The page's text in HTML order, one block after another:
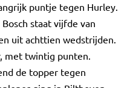
puntje tegen Hurley.
staat vijfde van
uit achttien wedstrijden.
met twintig punten.
de topper tegen